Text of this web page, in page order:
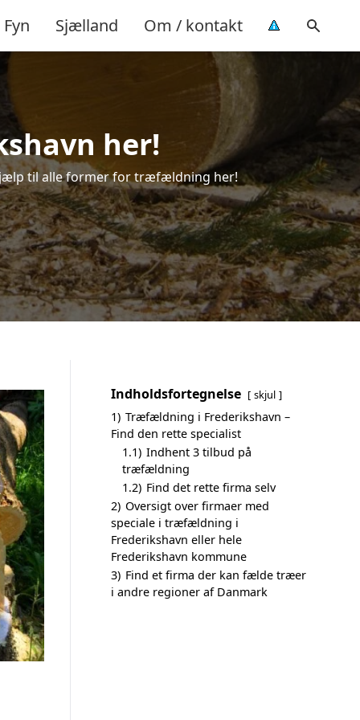
Fyn Sjælland Om / kontakt
her!
til alle former for træfældning her!
Indholdsfortegnelse skjul
1) Træfældning i Frederikshavn –
Find den rette specialist
1.1) Indhent 3 tilbud på
træfældning
1.2) Find det rette firma selv
2) Oversigt over firmaer med
speciale i træfældning i
Frederikshavn eller hele
Frederikshavn kommune
3) Find et firma der kan fælde træer
i andre regioner af Danmark